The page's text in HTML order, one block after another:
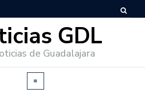
GDL
de Guadalajara